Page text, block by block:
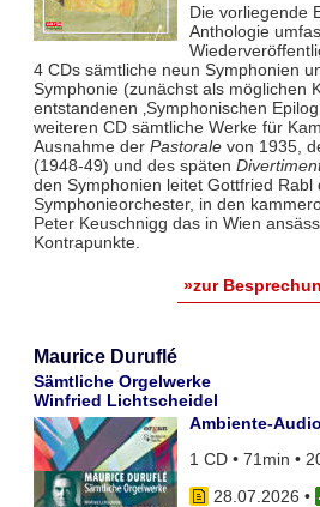
Die vorliegende
Anthologie
4 CDs sämtliche neun Symphonien
Symphonie (zunächst als möglichen
entstandenen ‚Symphonischen
weiteren CD sämtliche Werke für
Ausnahme der Pastoralevon 1935,
(1948-49) und des späten
den Symphonien leitet Gottfried Rabl
Symphonieorchester, in den
Peter Keuschnigg das in Wien
Kontrapunkte.
»zur
Maurice Duruflé
Sämtliche Orgelwerke
Winfried Lichtscheidel
Ambiente-
1 CD • 71min •
28.07.2026 •